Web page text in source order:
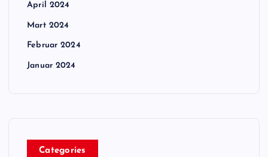
April 2024
Mart 2024
Februar 2024
Januar 2024
Categories